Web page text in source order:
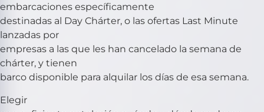
embarcaciones específicamente
destinadas al Day Chárter, o las ofertas Last Minute
lanzadas por
empresas a las que les han cancelado la semana de
chárter, y tienen
barco disponible para alquilar los días de esa semana.
Elegir